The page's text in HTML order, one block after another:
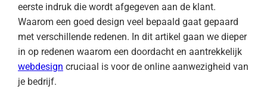
eerste indruk die wordt afgegeven aan de klant.
Waarom een goed design veel bepaald gaat gepaard
met verschillende redenen. In dit artikel gaan we dieper
in op redenen waarom een doordacht en aantrekkelijk
webdesign cruciaal is voor de online aanwezigheid van
je bedrijf.